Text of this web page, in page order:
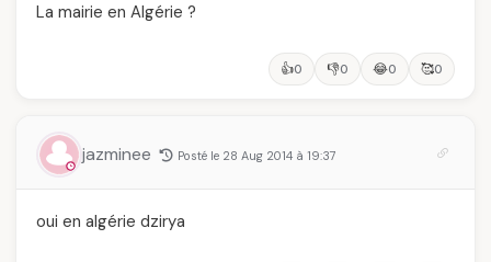
La mairie en Algérie ?
👍0 👎0 😂0 🥰0
jazminee Posté le 28 Aug 2014 à 19:37
oui en algérie dzirya